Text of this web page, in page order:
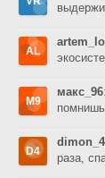
artem_lol
макс_96
раза,